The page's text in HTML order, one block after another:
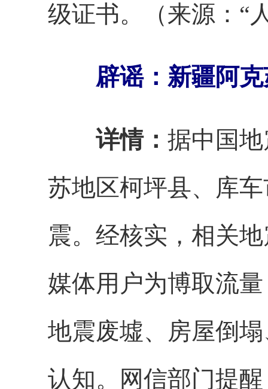
级证书。（来源：“
辟谣：新疆阿
详情： 据中国
苏地区柯坪县、库
震。经核实，相关
媒体用户为博取流
地震废墟、房屋倒
认知。网信部门提